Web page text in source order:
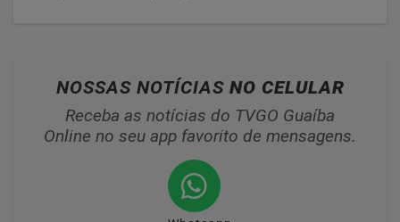
NOSSAS NOTÍCIAS NO CELULAR
Receba as notícias do TVGO Guaíba
Online no seu app favorito de mensagens.